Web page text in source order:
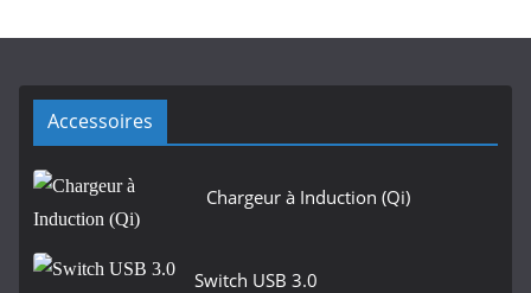
Accessoires
Chargeur à Induction (Qi)
Switch USB 3.0